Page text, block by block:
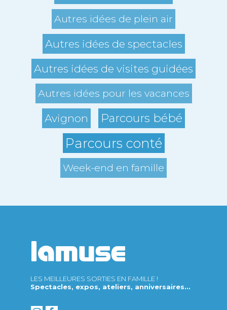
Autres idées de plein air
Autres idées de spectacles
Autres idées de visites guidées
Autres idées pour les vacances
Avignon Parcours bébé
Parcours conté
Week-end en famille
LES MEILLEURES SORTIES EN FAMILLE !
Spectacles, expos, ateliers, anniversaires...